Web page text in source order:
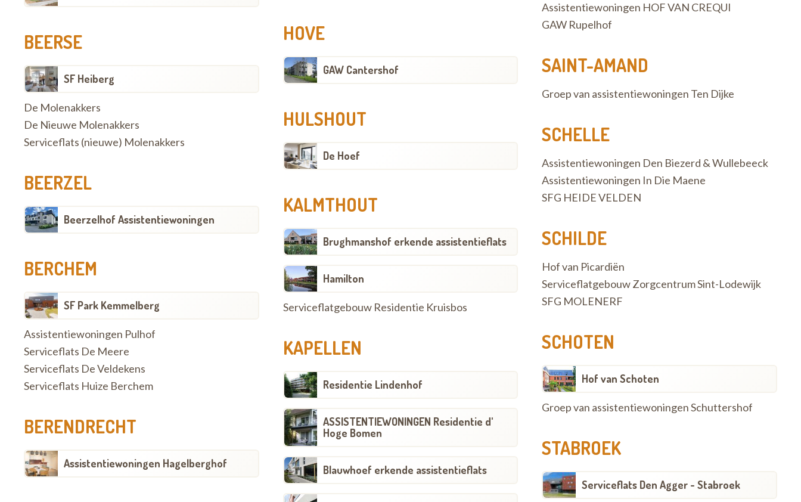
BEERSE
SF Heiberg
De Molenakkers
De Nieuwe Molenakkers
Serviceflats (nieuwe) Molenakkers
BEERZEL
Beerzelhof Assistentiewoningen
BERCHEM
SF Park Kemmelberg
Assistentiewoningen Pulhof
Serviceflats De Meere
Serviceflats De Veldekens
Serviceflats Huize Berchem
BERENDRECHT
Assistentiewoningen Hagelberghof
HOVE
GAW Cantershof
HULSHOUT
De Hoef
KALMTHOUT
Brughmanshof erkende assistentieflats
Hamilton
Serviceflatgebouw Residentie Kruisbos
KAPELLEN
Residentie Lindenhof
ASSISTENTIEWONINGEN Residentie d'
Hoge Bomen
Blauwhoef erkende assistentieflats
Assistentiewoningen HOF VAN CREQUI
GAW Rupelhof
SAINT-AMAND
Groep van assistentiewoningen Ten Dijke
SCHELLE
Assistentiewoningen Den Biezerd & Wullebeeck
Assistentiewoningen In Die Maene
SFG HEIDE VELDEN
SCHILDE
Hof van Picardiën
Serviceflatgebouw Zorgcentrum Sint-Lodewijk
SFG MOLENERF
SCHOTEN
Hof van Schoten
Groep van assistentiewoningen Schuttershof
STABROEK
Serviceflats Den Agger - Stabroek